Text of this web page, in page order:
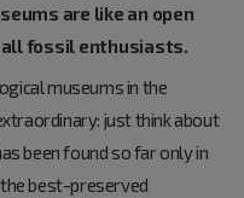
are like an open
all fossil enthusiasts.
museums in the
just think about
been found so far only in
best-preserved